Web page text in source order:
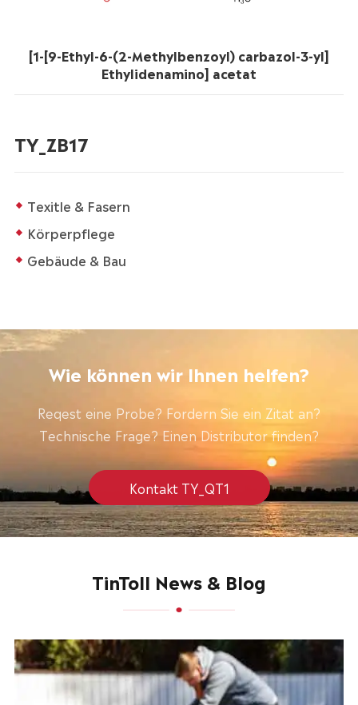
[1-[9-Ethyl-6-(2-Methylbenzoyl) carbazol-3-yl]
Ethylidenamino] acetat
TY_ZB17
Texitle & Fasern
Körperpflege
Gebäude & Bau
Wie können wir Ihnen helfen?
Reqest eine Probe? Fordern Sie ein Zitat an?
Technische Frage? Einen Distributor finden?
Kontakt TY_QT1
TinToll News & Blog